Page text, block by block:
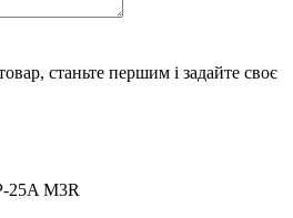
станьте першим і задайте своє
25A M3R